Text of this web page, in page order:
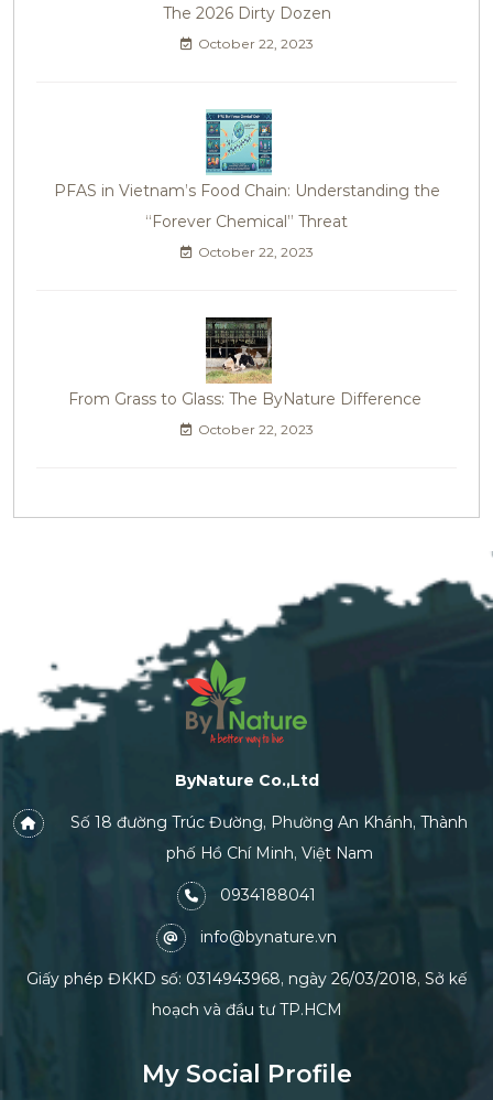
The 2026 Dirty Dozen
October 22, 2023
PFAS in Vietnam’s Food Chain: Understanding the
“Forever Chemical” Threat
October 22, 2023
From Grass to Glass: The ByNature Difference
October 22, 2023
ByNature Co.,Ltd
Số 18 đường Trúc Đường, Phường An Khánh, Thành
phố Hồ Chí Minh, Việt Nam
0934188041
info@bynature.vn
Giấy phép ĐKKD số: 0314943968, ngày 26/03/2018, Sở kế
hoạch và đầu tư TP.HCM
My Social Profile